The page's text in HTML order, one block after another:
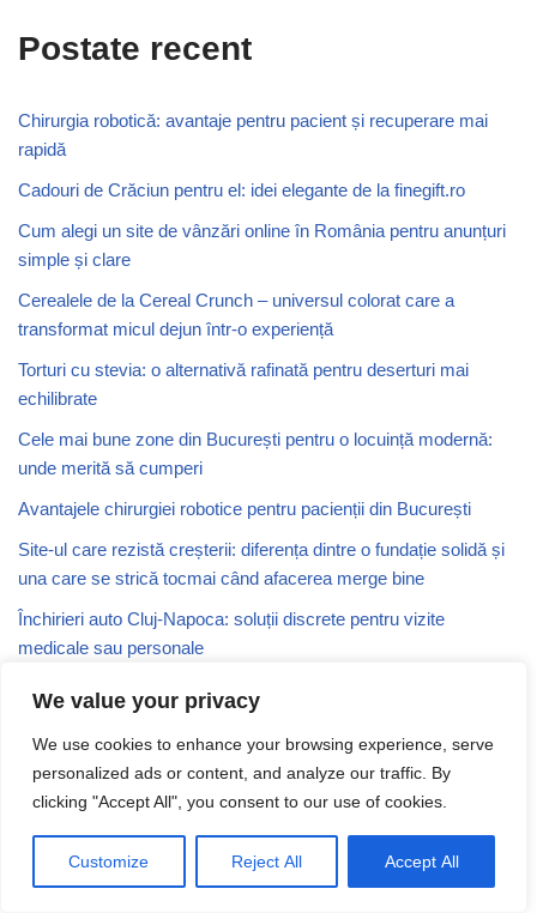
We value your privacy
We use cookies to enhance your browsing experience, serve
personalized ads or content, and analyze our traffic. By
clicking "Accept All", you consent to our use of cookies.
Customize Reject All Accept All
Postate recent
Chirurgia robotică: avantaje pentru pacient și recuperare mai
rapidă
Cadouri de Crăciun pentru el: idei elegante de la finegift.ro
Cum alegi un site de vânzări online în România pentru anunțuri
simple și clare
Cerealele de la Cereal Crunch – universul colorat care a
transformat micul dejun într-o experiență
Torturi cu stevia: o alternativă rafinată pentru deserturi mai
echilibrate
Cele mai bune zone din București pentru o locuință modernă:
unde merită să cumperi
Avantajele chirurgiei robotice pentru pacienții din București
Site-ul care rezistă creșterii: diferența dintre o fundație solidă și
una care se strică tocmai când afacerea merge bine
Închirieri auto Cluj-Napoca: soluții discrete pentru vizite
medicale sau personale
România de facto: realități și perspective 2026
Cum transformi o simplă aniversare într-o petrecere